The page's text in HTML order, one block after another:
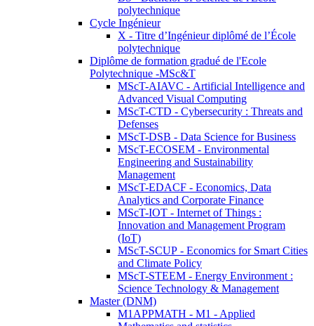
polytechnique
Cycle Ingénieur
X - Titre d’Ingénieur diplômé de l’École
polytechnique
Diplôme de formation gradué de l'Ecole
Polytechnique -MSc&T
MScT-AIAVC - Artificial Intelligence and
Advanced Visual Computing
MScT-CTD - Cybersecurity : Threats and
Defenses
MScT-DSB - Data Science for Business
MScT-ECOSEM - Environmental
Engineering and Sustainability
Management
MScT-EDACF - Economics, Data
Analytics and Corporate Finance
MScT-IOT - Internet of Things :
Innovation and Management Program
(IoT)
MScT-SCUP - Economics for Smart Cities
and Climate Policy
MScT-STEEM - Energy Environment :
Science Technology & Management
Master (DNM)
M1APPMATH - M1 - Applied